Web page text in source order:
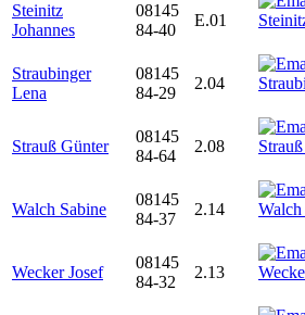
Steinitz
Johannes
08145
84-40
E.01
Straubinger
Lena
08145
84-29
2.04
Strauß Günter
08145
84-64
2.08
Walch Sabine
08145
84-37
2.14
Wecker Josef
08145
84-32
2.13